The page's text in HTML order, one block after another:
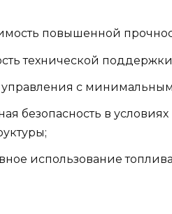
повышенной
технической
управления с
безопасность в
использование